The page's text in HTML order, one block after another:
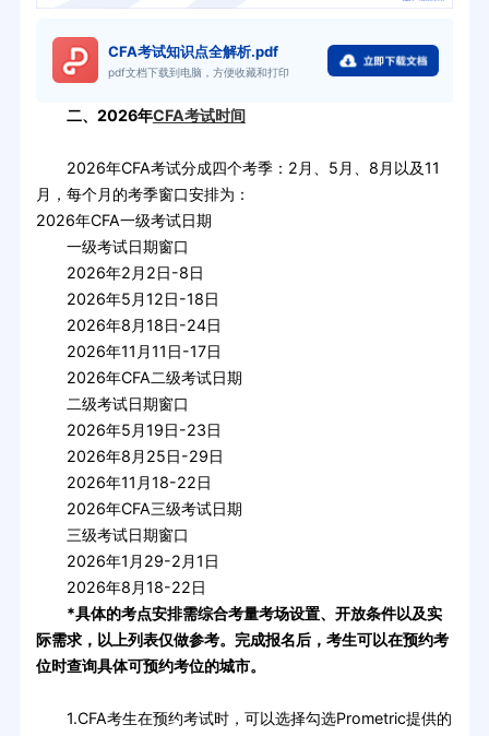
CFA考试知识点全解析.pdf
pdf文档下载到电脑，方便收藏和打印
二、2026年CFA考试时间
2026年CFA考试分成四个考季：2月、5月、8月以及11
月，每个月的考季窗口安排为：
2026年CFA一级考试日期
一级考试日期窗口
2026年2月2日-8日
2026年5月12日-18日
2026年8月18日-24日
2026年11月11日-17日
2026年CFA二级考试日期
二级考试日期窗口
2026年5月19日-23日
2026年8月25日-29日
2026年11月18-22日
2026年CFA三级考试日期
三级考试日期窗口
2026年1月29-2月1日
2026年8月18-22日
*具体的考点安排需综合考量考场设置、开放条件以及实
际需求，以上列表仅做参考。完成报名后，考生可以在预约考
位时查询具体可预约考位的城市。
1.CFA考生在预约考试时，可以选择勾选Prometric提供的